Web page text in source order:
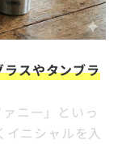
ラスやタンブラ
ニー」といっ
イニシャルを入